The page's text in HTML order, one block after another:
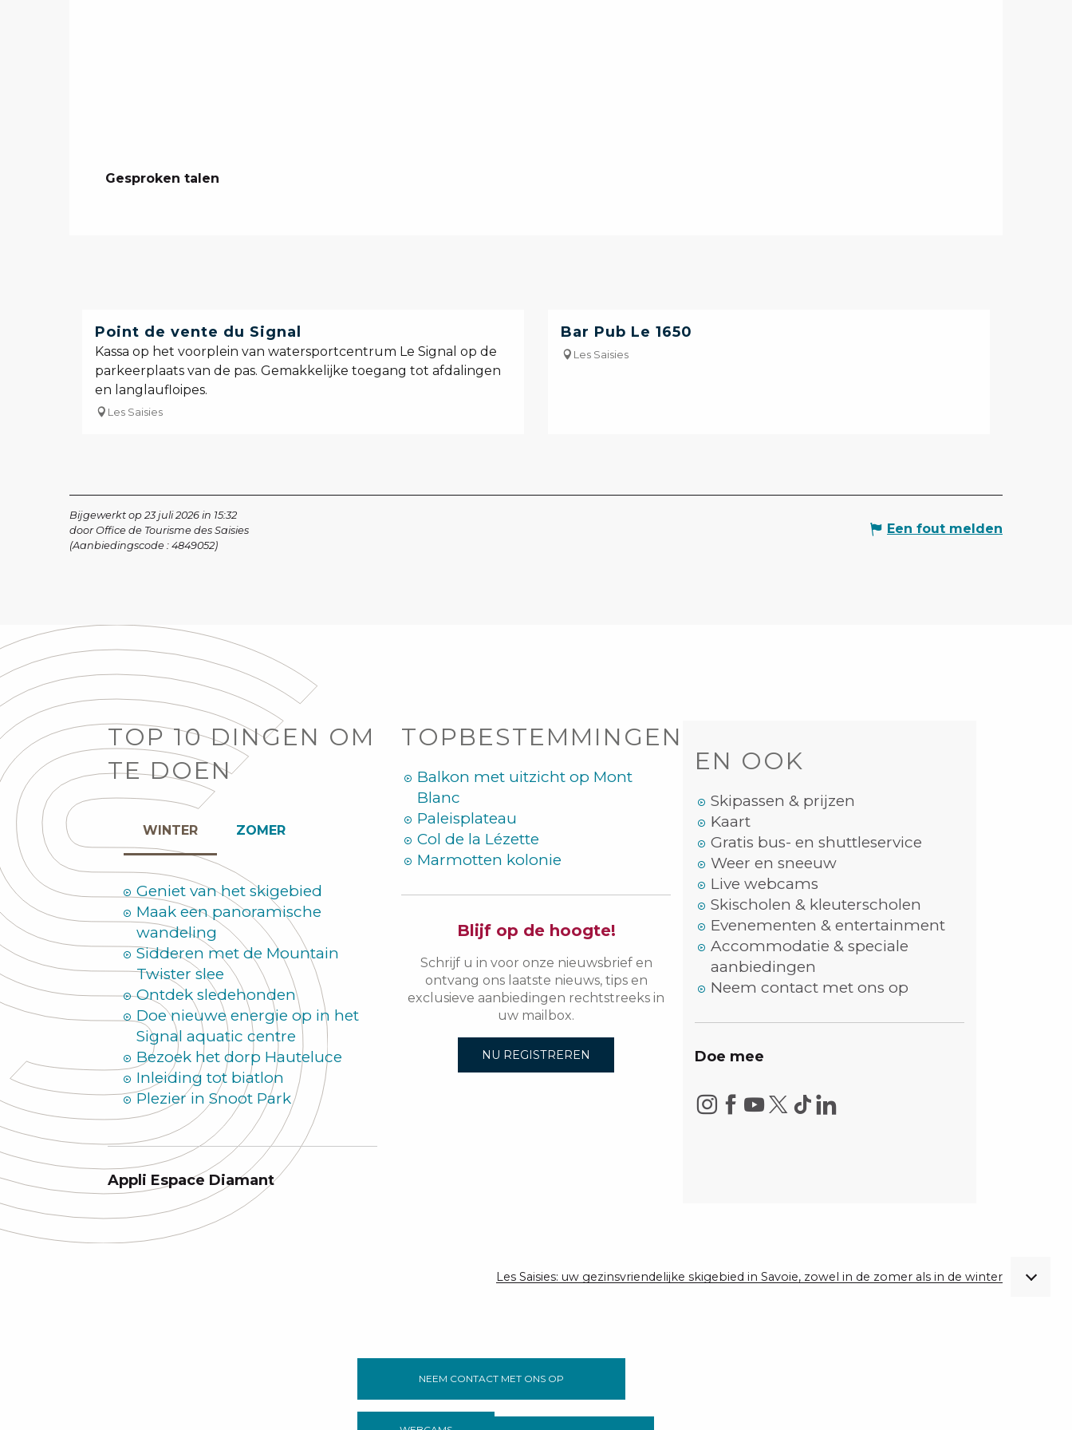
Gesproken talen
Gesproken talen
Point de vente du Signal
Kassa op het voorplein van watersportcentrum Le Signal op de
parkeerplaats van de pas. Gemakkelijke toegang tot afdalingen
en langlaufloipes.
Les Saisies
Bar Pub Le 1650
Les Saisies
Bijgewerkt op 23 juli 2026 in 15:32
door Office de Tourisme des Saisies
(Aanbiedingscode : 4849052)
Een fout melden
TOP 10 DINGEN OM
TE DOEN
WINTER ZOMER
Geniet van het skigebied
Maak een panoramische
wandeling
Sidderen met de Mountain
Twister slee
Ontdek sledehonden
Doe nieuwe energie op in het
Signal aquatic centre
Bezoek het dorp Hauteluce
Inleiding tot biatlon
Plezier in Snoot Park
Appli Espace Diamant
TOPBESTEMMINGEN
Balkon met uitzicht op Mont
Blanc
Paleisplateau
Col de la Lézette
Marmotten kolonie
Blijf op de hoogte!
Schrijf u in voor onze nieuwsbrief en
ontvang ons laatste nieuws, tips en
exclusieve aanbiedingen rechtstreeks in
uw mailbox.
NU REGISTREREN
EN OOK
Skipassen & prijzen
Kaart
Gratis bus- en shuttleservice
Weer en sneeuw
Live webcams
Skischolen & kleuterscholen
Evenementen & entertainment
Accommodatie & speciale
aanbiedingen
Neem contact met ons op
Doe mee
Les Saisies: uw gezinsvriendelijke skigebied in Savoie, zowel in de zomer als in de winter
NEEM CONTACT MET ONS OP